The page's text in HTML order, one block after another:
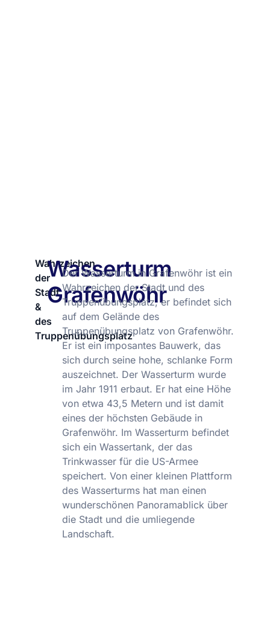
Wahrzeichen
der
Stadt
&
des
Truppenübungsplatz
Wasserturm
Grafenwöhr
Der Wasserturm in Grafenwöhr ist ein
Wahrzeichen der Stadt und des
Truppenübungsplatz, er befindet sich
auf dem Gelände des
Truppenübungsplatz von Grafenwöhr.
Er ist ein imposantes Bauwerk, das
sich durch seine hohe, schlanke Form
auszeichnet. Der Wasserturm wurde
im Jahr 1911 erbaut. Er hat eine Höhe
von etwa 43,5 Metern und ist damit
eines der höchsten Gebäude in
Grafenwöhr. Im Wasserturm befindet
sich ein Wassertank, der das
Trinkwasser für die US-Armee
speichert. Von einer kleinen Plattform
des Wasserturms hat man einen
wunderschönen Panoramablick über
die Stadt und die umliegende
Landschaft.